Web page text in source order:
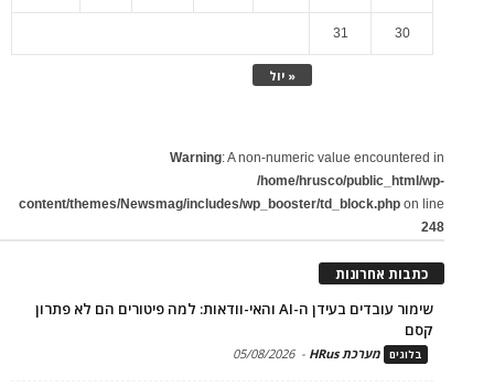
« יול
30
31
Warning: A non-numeric value encountered in
/home/hrusco/public_html/wp-
content/themes/Newsmag/includes/wp_booster/td_block.php on line
248
כתבות אחרונות
שימור עובדים בעידן ה-AI והאי-וודאות: למה פיטורים הם לא פתרון
קסם
בלוגים מערכת HRus -
05/08/2026